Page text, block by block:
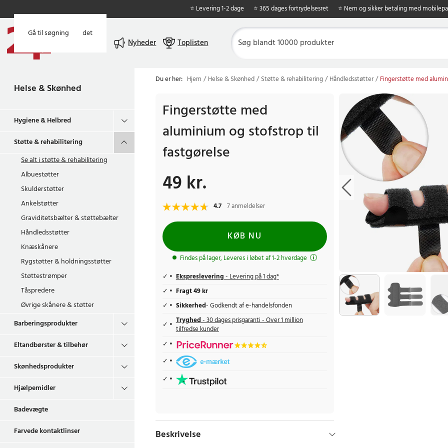
Gå til hovedindholdet
Gå til søgning
⭐ Levering 1-2 dage ⭐ 365 dages fortrydelsesret ⭐ Nem og sikker betaling med
Nyheder Toplisten
Helse & Skønhed
Hygiene & Helbred
Støtte & rehabilitering
Se alt istøtte & rehabilitering
Albuestøtter
Skulderstøtter
Ankelstøtter
Graviditetsbælter & støttebælter
Håndledsstøtter
Knæskånere
Rygstøtter & holdningsstøtter
Støttestrømper
Tåspredere
Øvrige skånere & støtter
Barberingsprodukter
Eltandbørster & tilbehør
Skønhedsprodukter
Hjælpemidler
Badevægte
Farvede kontaktlinser
Du er her: Hjem Helse & Skønhed Støtte & rehabilitering Håndledsstøtter Fingerstøtte med
Fingerstøtte med
aluminium og stofstrop til
fastgørelse
Pris:49 kr.
49 kr.
4.7 7 anmeldelser
KØB NU
Findes på lager, Leveres i løbet af 1-2 hverdage
Ekspreslevering- Levering på 1 dag*
Fragt 49 kr
Sikkerhed- Godkendt af e-handelsfonden
Tryghed- 30 dages prisgaranti - Over 1 million
tilfredse kunder
Beskrivelse